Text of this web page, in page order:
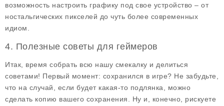
возможность настроить графику под свое устройство – от
ностальгических пикселей до чуть более современных
идиом.
4. Полезные советы для геймеров
Итак, время собрать всю нашу смекалку и делиться
советами! Первый момент: сохранился в игре? Не забудьте,
что на случай, если будет какая-то подлянка, можно
сделать копию вашего сохранения. Ну и, конечно, рискуете